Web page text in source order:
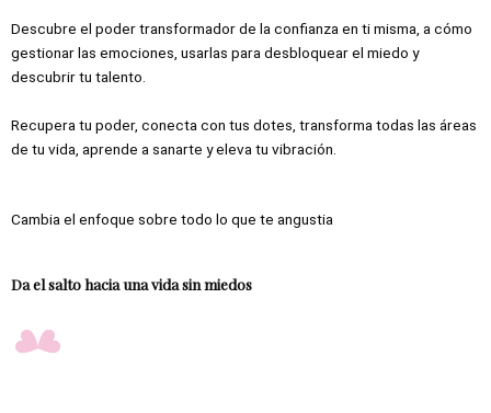
Descubre el poder transformador de la confianza en ti misma, a cómo
gestionar las emociones, usarlas para desbloquear el miedo y
descubrir tu talento.
Recupera tu poder, conecta con tus dotes, transforma todas las áreas
de tu vida, aprende a sanarte y eleva tu vibración.
Cambia el enfoque sobre todo lo que te angustia
Da el salto hacia una vida sin miedos